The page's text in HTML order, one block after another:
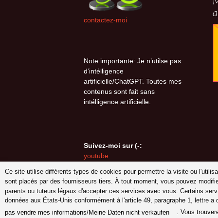
contactez-moi
Note importante: Je n’utilse pas
d’intélligence
artificielle/ChatGPT. Toutes mes
contenus sont fait sans
intélligence artificielle.
Suivez-moi sur (-:
youtube
Pinterest
Ce site utilise différents types de cookies pour permettre la visite ou
sont placés par des fournisseurs tiers. À tout moment, vous pouvez
parents ou tuteurs légaux d'accepter ces services avec vous. Certains
données aux États-Unis conformément à l'article 49, paragraphe 1, lettre
pas vendre mes informations/Meine Daten nicht verkaufen
. Vous